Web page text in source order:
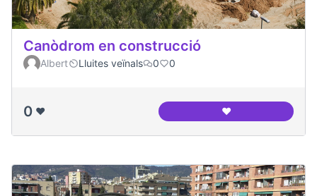
Canòdrom en construcció
Albert Lluites veïnals 0 0
0 ❤️ ❤️Canòdrom en